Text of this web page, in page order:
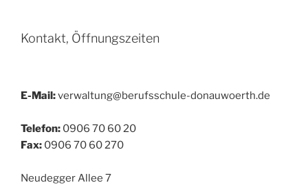
Kontakt, Öffnungszeiten
E-Mail:verwaltung@berufsschule-donauwoerth.de
Telefon: 0906 70 60 20
Fax: 0906 70 60 270
Neudegger Allee 7